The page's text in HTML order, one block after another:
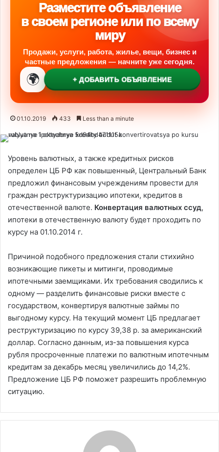
Разместите объявление
в своем регионе или по всему
миру
Продажи, услуги, работа, жилье, вещи, бизнес и
частные предложения — начните уже сегодня.
🌍 + ДОБАВИТЬ ОБЪЯВЛЕНИЕ
01.10.2019 433 Less than a minute
Уровень валютных, а также кредитных рисков
определен ЦБ РФ как повышенный, Центральный Банк
предложил финансовым учреждениям провести для
граждан реструктуризацию ипотеки, кредитов в
отечественной валюте. Конвертация валютных ссуд,
ипотеки в отечественную валюту будет проходить по
курсу на 01.10.2014 г.
Причиной подобного предложения стали стихийно
возникающие пикеты и митинги, проводимые
ипотечными заемщиками. Их требования сводились к
одному — разделить финансовые риски вместе с
государством, конвертируя валютные займы по
выгодному курсу. На текущий момент ЦБ предлагает
реструктуризацию по курсу 39,38 р. за американский
доллар. Согласно данным, из-за повышения курса
рубля просроченные платежи по валютным ипотечным
кредитам за декабрь месяц увеличились до 14,2%.
Предложение ЦБ РФ поможет разрешить проблемную
ситуацию.